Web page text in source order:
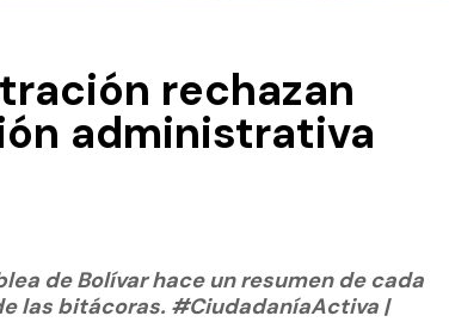
rechazan
administrativa
de Bolívar hace un resumen de cada
las bitácoras. #CiudadaníaActiva |